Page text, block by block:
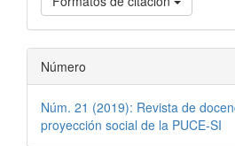
Número
Núm. 21 (2019): Revista de
proyección social de la PUCE-SI